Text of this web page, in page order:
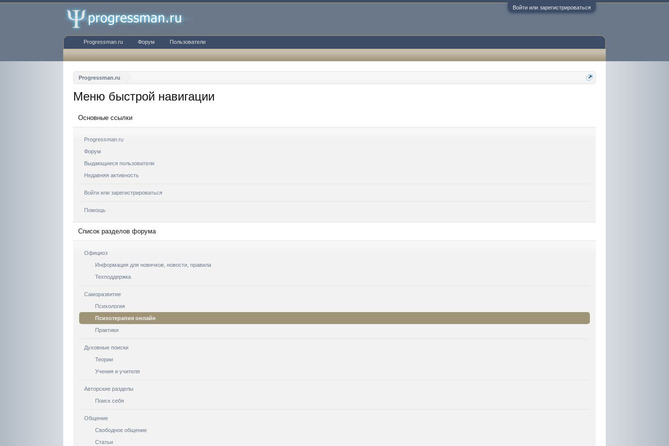
Войти или зарегистрироваться
Progressman.ru
Меню быстрой навигации
Основные ссылки
Progressman.ru
Форум
Выдающиеся пользователи
Недавняя активность
Войти или зарегистрироваться
Помощь
Список разделов форума
Официоз
Информация для новичков, новости, правила
Техподдержка
Саморазвитие
Психология
Психотерапия онлайн
Практики
Духовные поиски
Теории
Учения и учителя
Авторские разделы
Поиск себя
Общение
Свободное общение
Статьи
Progressman.ru Форум Пользователи